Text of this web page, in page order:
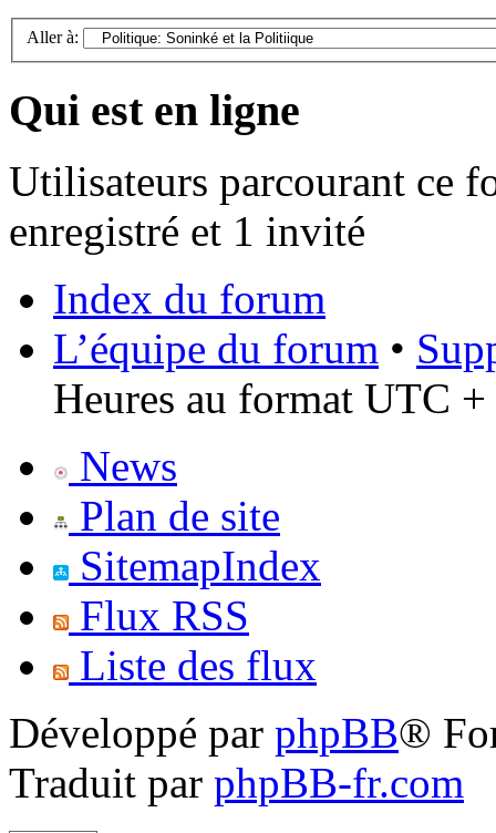
Aller à:
Qui est en ligne
Utilisateurs parcourant ce
enregistré et 1 invité
Index du forum
L’équipe du forum •
Heures au format UTC +
News
Plan de site
SitemapIndex
Flux RSS
Liste des flux
Développé par phpBB®
Traduit par phpBB-fr.com